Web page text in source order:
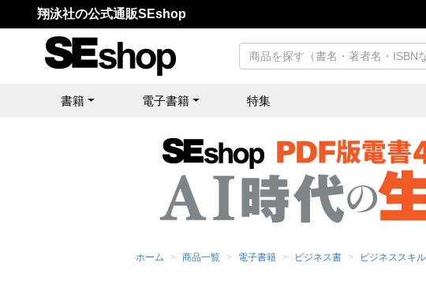
翔泳社の公式通販SEshop
書籍 電子書籍 特集
ホーム 商品一覧 電子書籍 ビジネス書 ビジネススキル